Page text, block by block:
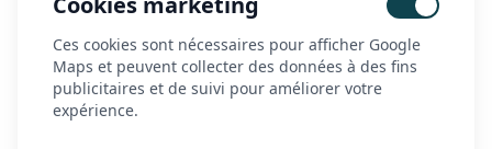
À propos
Actualités
Ces cookies sont nécessaires pour afficher Google
Maps et peuvent collecter des données à des fins
publicitaires et de suivi pour améliorer votre
expérience.